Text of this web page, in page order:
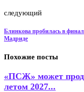
следующий
Блинкова пробилась в
Мадриде
Похожие посты
«ПСЖ» может
летом 2027...